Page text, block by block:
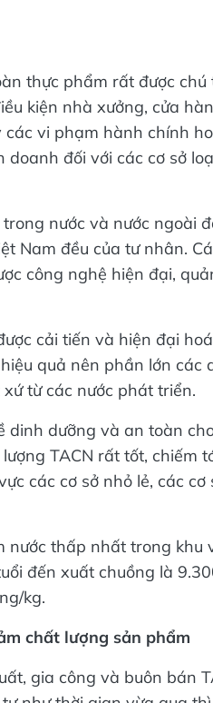
thực phẩm rất được
kiện nhà xưởng, cửa
vi phạm hành chính
đối với các cơ sở
nước và nước ngoài
Nam đều của tư nhân.
công nghệ hiện đại,
cải tiến và hiện đại
quả nên phần lớn các
từ các nước phát triển.
dinh dưỡng và an toàn
TACN rất tốt, chiếm
các cơ sở nhỏ lẻ, các
nước thấp nhất trong khu
đến xuất chuồng là
kg.
chất lượng sản phẩm
gia công và buôn bán